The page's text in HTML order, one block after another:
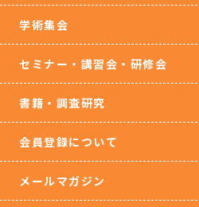
学術集会
セミナー・講習会・研修会
書籍・調査研究
会員登録について
メールマガジン